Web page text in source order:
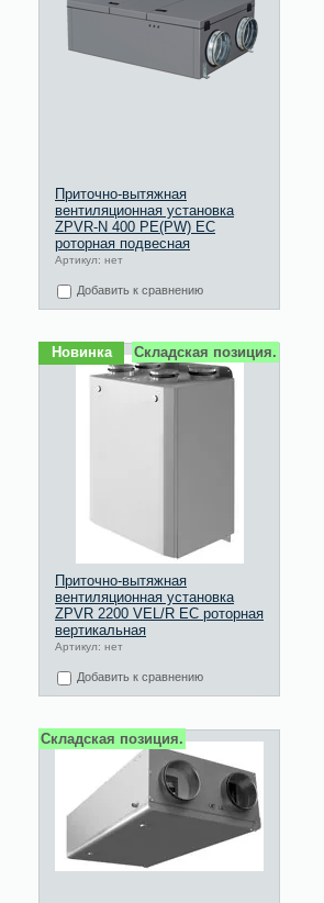
Приточно-вытяжная
вентиляционная установка
ZPVR-N 400 PE(PW) EC
роторная подвесная
Артикул: нет
Добавить к сравнению
Новинка Складская позиция.
Приточно-вытяжная
вентиляционная установка
ZPVR 2200 VEL/R EC роторная
вертикальная
Артикул: нет
Добавить к сравнению
Складская позиция.